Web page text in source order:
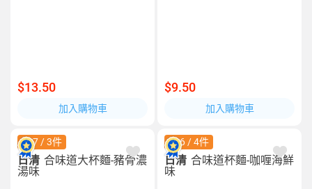
$13.50
加入購物車
$9.50
加入購物車
$27 / 3件
日清 合味道大杯麵-豬骨濃
湯味
$26 / 4件
日清 合味道杯麵-咖喱海鮮
味